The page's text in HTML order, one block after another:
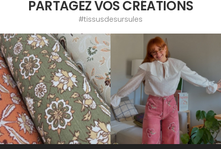
PARTAGEZ VOS CRÉATIONS
#tissusdesursules